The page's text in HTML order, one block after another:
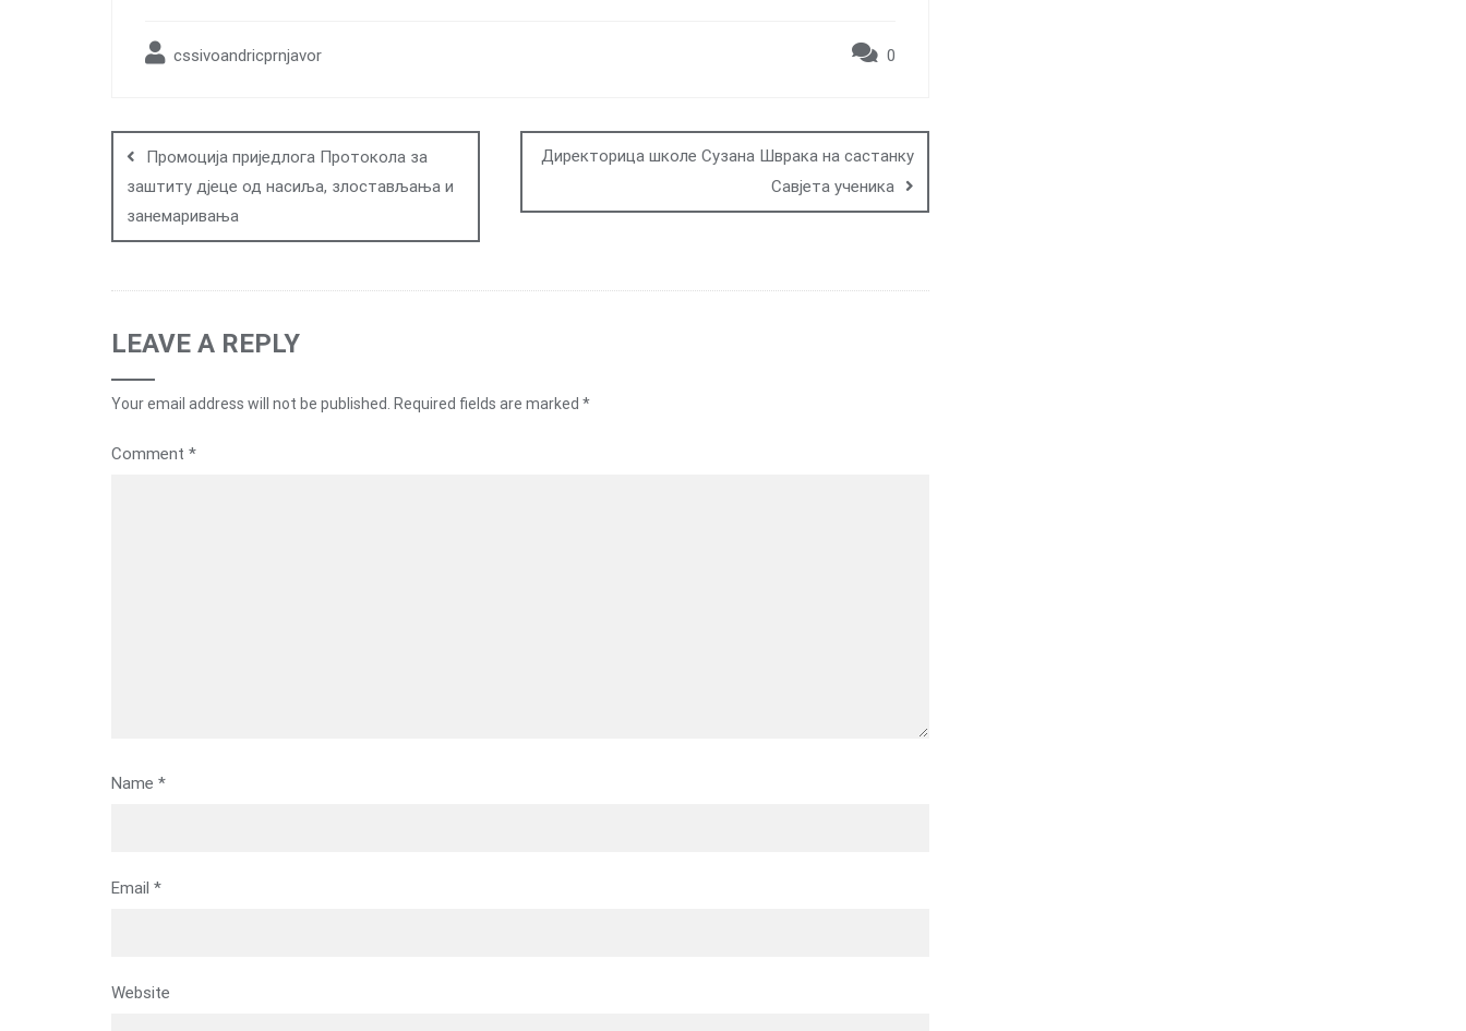
cssivoandricprnjavor 0
navigation
Промоција приједлога Протокола за
заштиту дјеце од насиља, злостављања и
занемаривања
Директорица школе Сузана Шврака на састанку
Савјета ученика
LEAVE A REPLY
Your email address will not be published. Required fields are marked *
Comment *
Name *
Email *
Website